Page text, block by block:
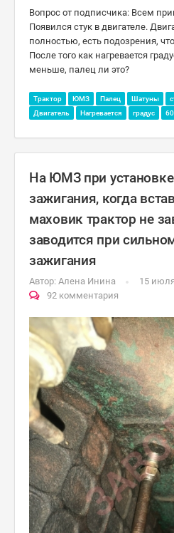
Вопрос от подписчика: Всем
Появился стук в двигателе.
полностью, есть подозрения,
После того как нагревается
меньше, палец ли это?
Трактор ЮМЗ Палец Шатуны
Двигатель
Нагревается градус 60
На ЮМЗ при
зажигания, когда
маховик трактор не
заводится при
зажигания
Автор: Алена Инина
15
92 комментария